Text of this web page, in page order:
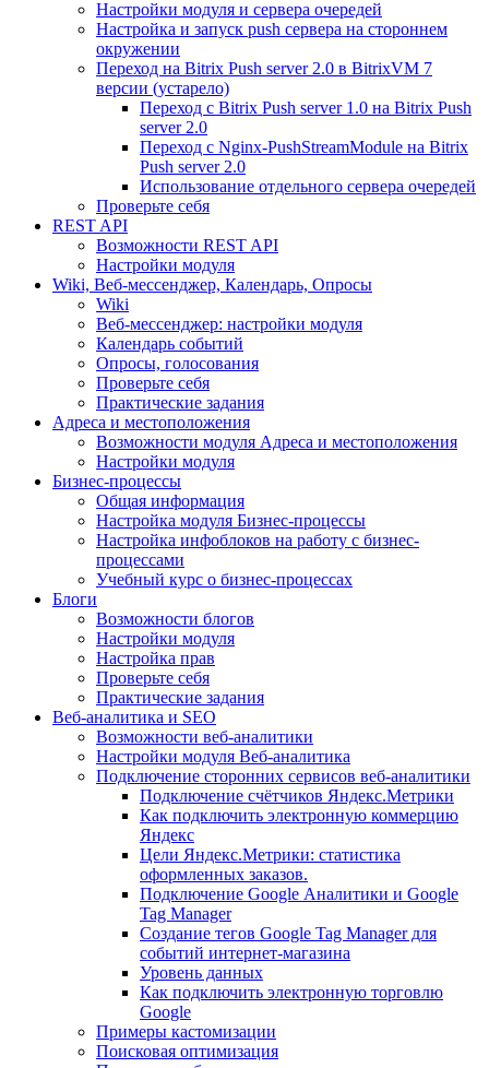
Настройки модуля и сервера очередей
Настройка и запуск push сервера на стороннем
окружении
Переход на Bitrix Push server 2.0 в BitrixVM 7
версии (устарело)
Переход с Bitrix Push server 1.0 на Bitrix Push
server 2.0
Переход с Nginx-PushStreamModule на Bitrix
Push server 2.0
Использование отдельного сервера очередей
Проверьте себя
REST API
Возможности REST API
Настройки модуля
Wiki, Веб-мессенджер, Календарь, Опросы
Wiki
Веб-мессенджер: настройки модуля
Календарь событий
Опросы, голосования
Проверьте себя
Практические задания
Адреса и местоположения
Возможности модуля Адреса и местоположения
Настройки модуля
Бизнес-процессы
Общая информация
Настройка модуля Бизнес-процессы
Настройка инфоблоков на работу с бизнес-
процессами
Учебный курс о бизнес-процессах
Блоги
Возможности блогов
Настройки модуля
Настройка прав
Проверьте себя
Практические задания
Веб-аналитика и SEO
Возможности веб-аналитики
Настройки модуля Веб-аналитика
Подключение сторонних сервисов веб-аналитики
Подключение счётчиков Яндекс.Метрики
Как подключить электронную коммерцию
Яндекс
Цели Яндекс.Метрики: статистика
оформленных заказов.
Подключение Google Аналитики и Google
Tag Manager
Создание тегов Google Tag Manager для
событий интернет-магазина
Уровень данных
Как подключить электронную торговлю
Google
Примеры кастомизации
Поисковая оптимизация